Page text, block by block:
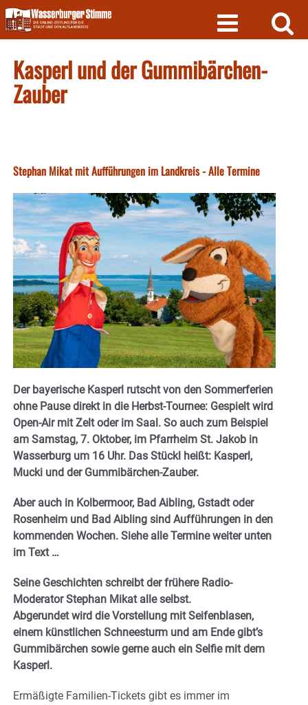
Skip
to
content
Kasperl und der Gummibärchen-
Zauber
Stephan Mikat mit Aufführungen im Landkreis - Alle Termine
Der bayerische Kasperl rutscht von den Sommerferien
ohne Pause direkt in die Herbst-Tournee: Gespielt wird
Open-Air mit Zelt oder im Saal. So auch zum Beispiel
am Samstag, 7. Oktober, im Pfarrheim St. Jakob in
Wasserburg um 16 Uhr. Das Stückl heißt: Kasperl,
Mucki und der Gummibärchen-Zauber.
Aber auch in Kolbermoor, Bad Aibling, Gstadt oder
Rosenheim und Bad Aibling sind Aufführungen in den
kommenden Wochen. Siehe alle Termine weiter unten
im Text …
Seine Geschichten schreibt der frühere Radio-
Moderator Stephan Mikat alle selbst.
Abgerundet wird die Vorstellung mit Seifenblasen,
einem künstlichen Schneesturm und am Ende gibt’s
Gummibärchen sowie gerne auch ein Selfie mit dem
Kasperl.
Ermäßigte Familien-Tickets gibt es immer im